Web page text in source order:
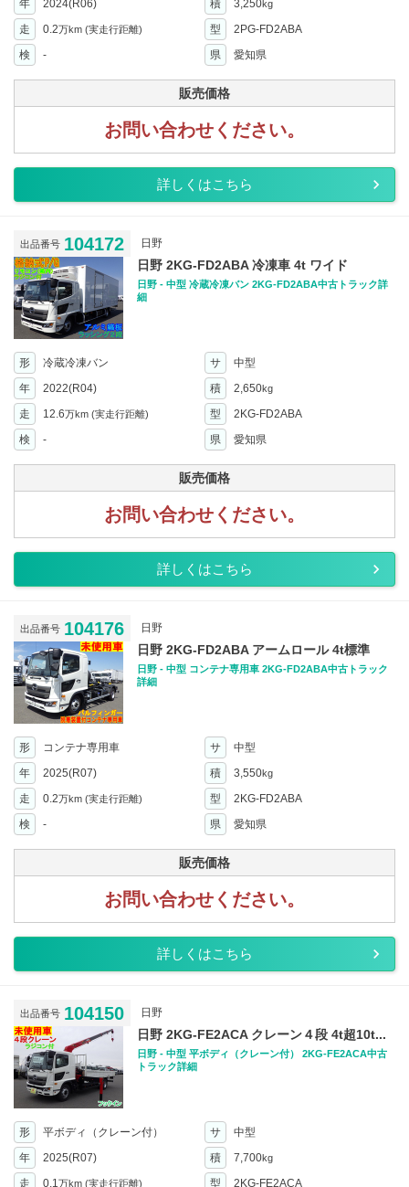
年
2024(R06) 積 3,250kg
走 0.2万km (実走行距離) 型
2PG-FD2ABA
検
- 県 愛知県
販売価格
お問い合わせください。
詳しくはこちら
出品番号 104172 日野
日野 2KG-FD2ABA 冷凍車 4t ワイド
日野 - 中型 冷蔵冷凍バン 2KG-FD2ABA中古トラック詳
細
形 冷蔵冷凍バン サ
中型
年
2022(R04) 積 2,650kg
走 12.6万km (実走行距離) 型
2KG-FD2ABA
検
- 県 愛知県
販売価格
お問い合わせください。
詳しくはこちら
出品番号 104176 日野
日野 2KG-FD2ABA アームロール 4t標準
日野 - 中型 コンテナ専用車 2KG-FD2ABA中古トラック
詳細
形 コンテナ専用車 サ
中型
年
2025(R07) 積 3,550kg
走 0.2万km (実走行距離) 型
2KG-FD2ABA
検
- 県 愛知県
販売価格
お問い合わせください。
詳しくはこちら
出品番号 104150 日野
日野 2KG-FE2ACA クレーン４段 4t超10t...
日野 - 中型 平ボディ（クレーン付） 2KG-FE2ACA中古
トラック詳細
形 平ボディ（クレーン付） サ
中型
年
2025(R07) 積 7,700kg
走 0.1 万km (実走行距離) 型
2KG-FE2ACA